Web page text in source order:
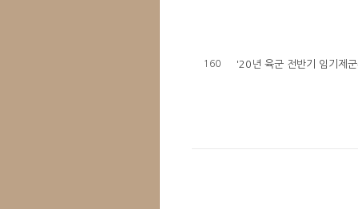
160 '20년 육군 전반기 임기제